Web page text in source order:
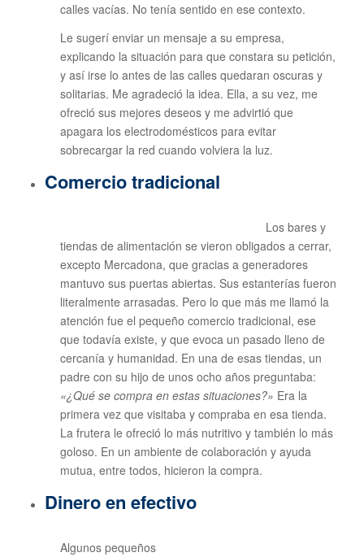
calles vacías. No tenía sentido en ese contexto.
Le sugerí enviar un mensaje a su empresa,
explicando la situación para que constara su petición,
y así irse lo antes de las calles quedaran oscuras y
solitarias. Me agradeció la idea. Ella, a su vez, me
ofreció sus mejores deseos y me advirtió que
apagara los electrodomésticos para evitar
sobrecargar la red cuando volviera la luz.
Comercio tradicional
Los bares y
tiendas de alimentación se vieron obligados a cerrar,
excepto Mercadona, que gracias a generadores
mantuvo sus puertas abiertas. Sus estanterías fueron
literalmente arrasadas. Pero lo que más me llamó la
atención fue el pequeño comercio tradicional, ese
que todavía existe, y que evoca un pasado lleno de
cercanía y humanidad. En una de esas tiendas, un
padre con su hijo de unos ocho años preguntaba:
«¿Qué se compra en estas situaciones?» Era la
primera vez que visitaba y compraba en esa tienda.
La frutera le ofreció lo más nutritivo y también lo más
goloso. En un ambiente de colaboración y ayuda
mutua, entre todos, hicieron la compra.
Dinero en efectivo
Algunos pequeños